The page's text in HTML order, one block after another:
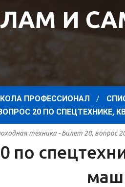
И
ПРОФЕССИОНАЛ
ВОПРОС 20 ПО
техника - Билет 28, вопрос
по